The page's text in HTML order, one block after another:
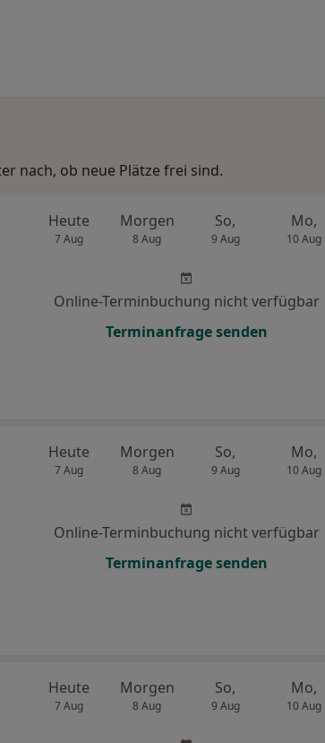
nach, ob neue Plätze frei sind.
Heute
7 Aug
Morgen
8 Aug
So,
9 Aug
Mo,
10 Aug
Online-Terminbuchung nicht verfügbar
Terminanfrage senden
Heute
7 Aug
Morgen
8 Aug
So,
9 Aug
Mo,
10 Aug
Online-Terminbuchung nicht verfügbar
Terminanfrage senden
Heute
7 Aug
Morgen
8 Aug
So,
9 Aug
Mo,
10 Aug